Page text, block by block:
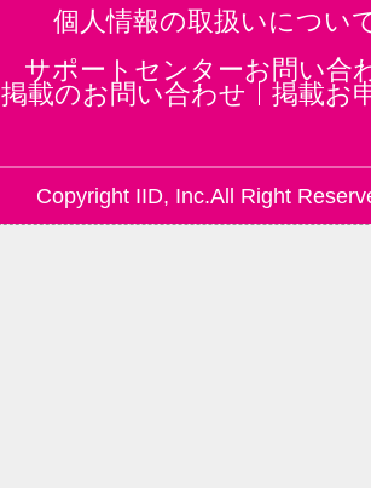
個人情報の取扱いについ
サポートセンターお問い合
掲載のお問い合わせ
掲載お
Copyright IID, Inc.All Right